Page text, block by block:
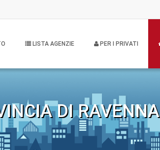
LISTA AGENZIE PER I PRIVATI
DI RAVENNA